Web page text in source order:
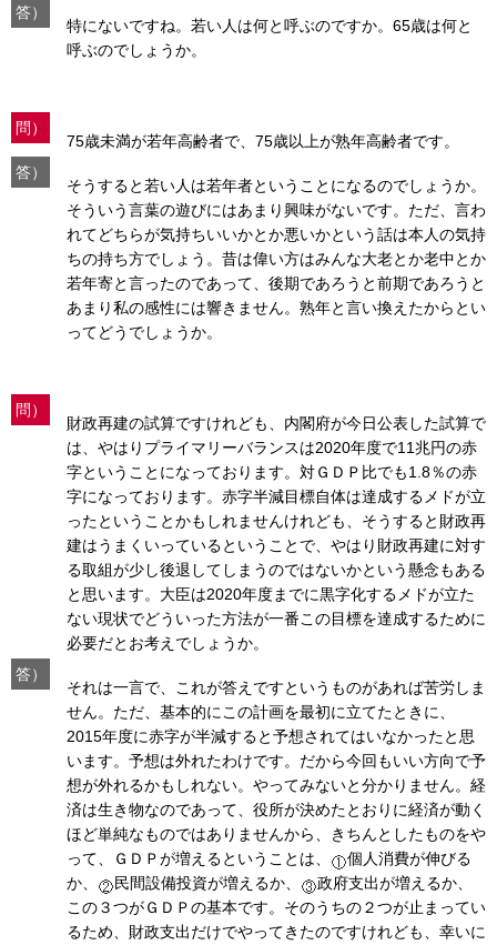
答）
特にないですね。若い人は何と呼ぶのですか。65歳は何と
呼ぶのでしょうか。
問）
75歳未満が若年高齢者で、75歳以上が熟年高齢者です。
答）
そうすると若い人は若年者ということになるのでしょうか。
そういう言葉の遊びにはあまり興味がないです。ただ、言わ
れてどちらが気持ちいいかとか悪いかという話は本人の気持
ちの持ち方でしょう。昔は偉い方はみんな大老とか老中とか
若年寄と言ったのであって、後期であろうと前期であろうと
あまり私の感性には響きません。熟年と言い換えたからとい
ってどうでしょうか。
問）
財政再建の試算ですけれども、内閣府が今日公表した試算で
は、やはりプライマリーバランスは2020年度で11兆円の赤
字ということになっております。対ＧＤＰ比でも1.8％の赤
字になっております。赤字半減目標自体は達成するメドが立
ったということかもしれませんけれども、そうすると財政再
建はうまくいっているということで、やはり財政再建に対す
る取組が少し後退してしまうのではないかという懸念もある
と思います。大臣は2020年度までに黒字化するメドが立た
ない現状でどういった方法が一番この目標を達成するために
必要だとお考えでしょうか。
答）
それは一言で、これが答えですというものがあれば苦労しま
せん。ただ、基本的にこの計画を最初に立てたときに、
2015年度に赤字が半減すると予想されてはいなかったと思
います。予想は外れたわけです。だから今回もいい方向で予
想が外れるかもしれない。やってみないと分かりません。経
済は生き物なのであって、役所が決めたとおりに経済が動く
ほど単純なものではありませんから、きちんとしたものをや
って、ＧＤＰが増えるということは、
個人消費が伸びる
か、
民間設備投資が増えるか、
政府支出が増えるか、
この３つがＧＤＰの基本です。そのうちの２つが止まってい
るため、財政支出だけでやってきたのですけれども、幸いに